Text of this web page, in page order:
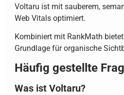
Voltaru ist mit sauberem,
Web Vitals optimiert.
Kombiniert mit RankMath
Grundlage für organische
Häufig gestellte
Was ist Voltaru?